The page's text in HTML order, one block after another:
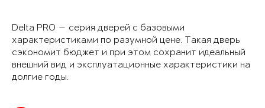
Delta PRO — серия дверей с базовыми
характеристиками по разумной цене. Такая дверь
сэкономит бюджет и при этом сохранит идеальный
внешний вид и эксплуатационные характеристики на
долгие годы.